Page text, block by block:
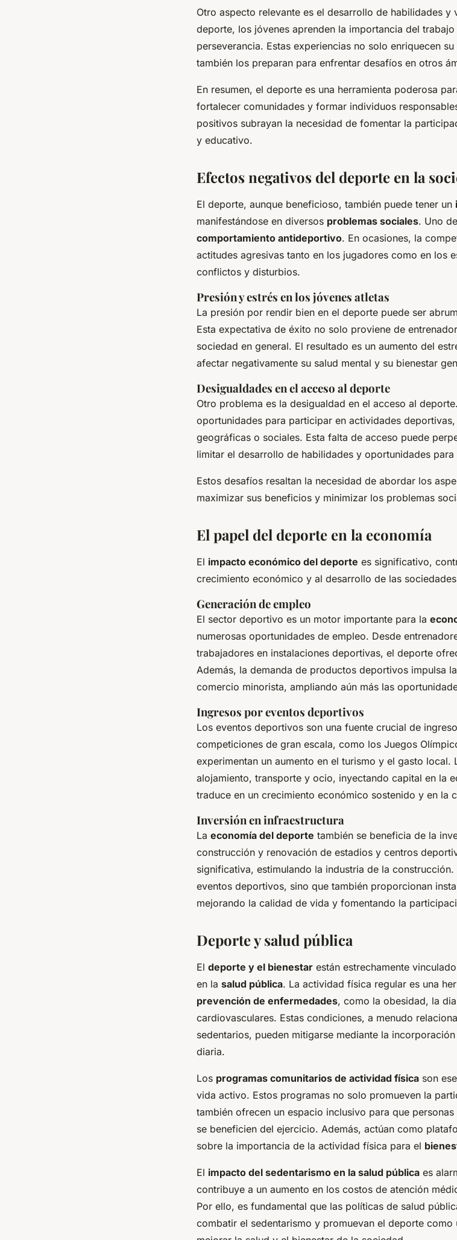
Otro aspecto relevante es el desarrollo de habilidades y
deporte, los jóvenes aprenden la importancia del
perseverancia. Estas experiencias no solo enriquecen
también los preparan para enfrentar desafíos en otros
En resumen, el deporte es una herramienta poderosa
fortalecer comunidades y formar individuos
positivos subrayan la necesidad de fomentar la
y educativo.
Efectos negativos del deporte en la
El deporte, aunque beneficioso, también puede tener un
manifestándose en diversos problemas sociales. Uno
comportamiento antideportivo. En ocasiones, la
actitudes agresivas tanto en los jugadores como en los
conflictos y disturbios.
Presión y estrés en los jóvenes atletas
La presión por rendir bien en el deporte puede ser
Esta expectativa de éxito no solo proviene de
sociedad en general. El resultado es un aumento del
afectar negativamente su salud mental y su bienestar
Desigualdades en el acceso al deporte
Otro problema es la desigualdad en el acceso al
oportunidades para participar en actividades
geográficas o sociales. Esta falta de acceso puede
limitar el desarrollo de habilidades y oportunidades
Estos desafíos resaltan la necesidad de abordar los
maximizar sus beneficios y minimizar los problemas
El papel del deporte en la economía
El impacto económico del deporte es significativo,
crecimiento económico y al desarrollo de las
Generación de empleo
El sector deportivo es un motor importante para la
numerosas oportunidades de empleo. Desde
trabajadores en instalaciones deportivas, el deporte
Además, la demanda de productos deportivos impulsa
comercio minorista, ampliando aún más las
Ingresos por eventos deportivos
Los eventos deportivos son una fuente crucial de
competiciones de gran escala, como los Juegos
experimentan un aumento en el turismo y el gasto local.
alojamiento, transporte y ocio, inyectando capital en la
traduce en un crecimiento económico sostenido y en la
Inversión en infraestructura
La economía del deporte también se beneficia de la
construcción y renovación de estadios y centros
significativa, estimulando la industria de la
eventos deportivos, sino que también proporcionan
mejorando la calidad de vida y fomentando la
Deporte y salud pública
El deporte y el bienestar están estrechamente
en la salud pública. La actividad física regular es una
prevención de enfermedades, como la obesidad, la
cardiovasculares. Estas condiciones, a menudo
sedentarios, pueden mitigarse mediante la
diaria.
Los programas comunitarios de actividad física son
vida activo. Estos programas no solo promueven la
también ofrecen un espacio inclusivo para que
se beneficien del ejercicio. Además, actúan como
sobre la importancia de la actividad física para el
El impacto del sedentarismo en la salud pública es
contribuye a un aumento en los costos de atención
Por ello, es fundamental que las políticas de salud
combatir el sedentarismo y promuevan el deporte como